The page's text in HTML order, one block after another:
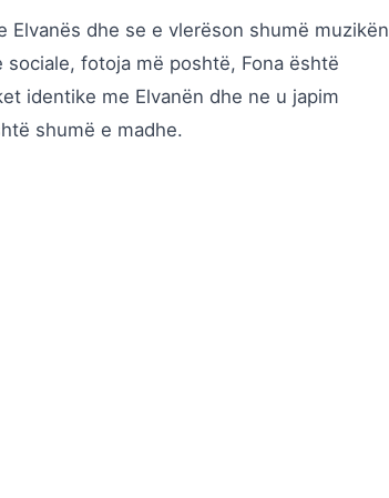
dhe se e vlerëson shumë muzikën
fotoja më poshtë, Fona është
identike me Elvanën dhe ne u japim
shumë e madhe.